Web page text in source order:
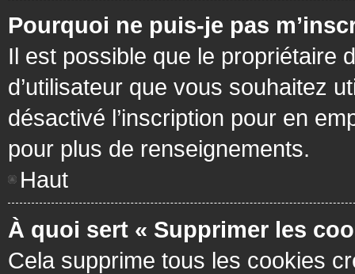
Pourquoi ne puis-je pas
Il est possible que le propriétaire
d’utilisateur que vous souhaitez
désactivé l’inscription pour en
pour plus de renseignements.
Haut
À quoi sert « Supprimer les
Cela supprime tous les cookies